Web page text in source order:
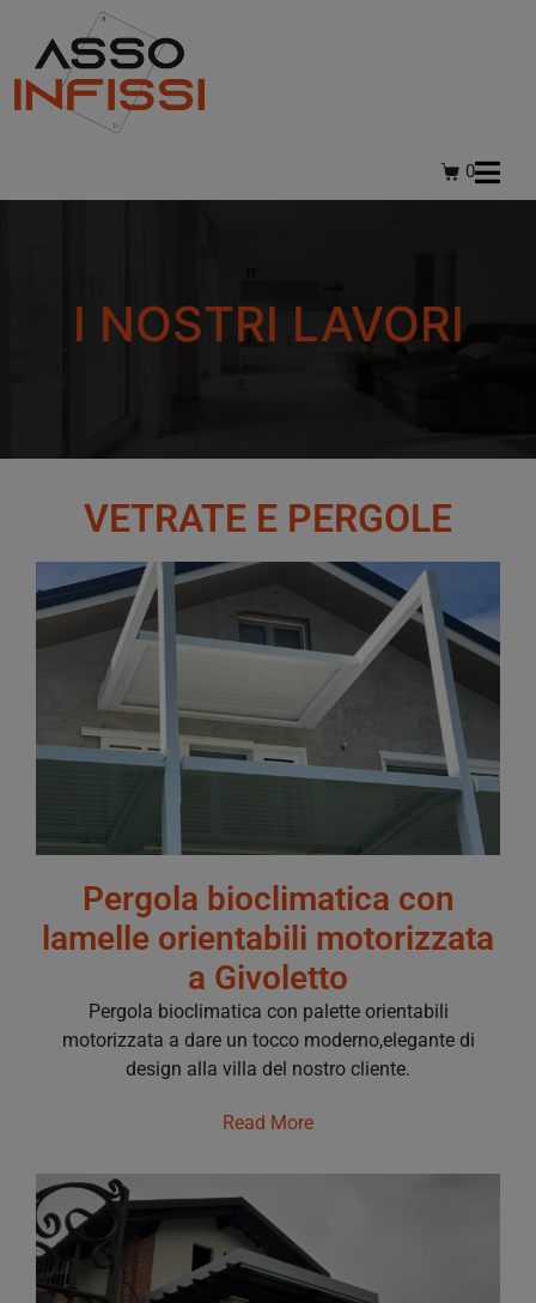
0
I NOSTRI LAVORI
VETRATE E PERGOLE
Pergola bioclimatica con
lamelle orientabili motorizzata
a Givoletto
Pergola bioclimatica con palette orientabili
motorizzata a dare un tocco moderno,elegante di
design alla villa del nostro cliente.
Read More